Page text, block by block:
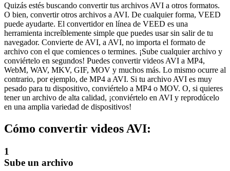
Quizás estés buscando convertir tus archivos AVI a otros formatos.
O bien, convertir otros archivos a AVI. De cualquier forma, VEED
puede ayudarte. El convertidor en línea de VEED es una
herramienta increíblemente simple que puedes usar sin salir de tu
navegador. Convierte de AVI, a AVI, no importa el formato de
archivo con el que comiences o termines. ¡Sube cualquier archivo y
conviértelo en segundos! Puedes convertir videos AVI a MP4,
WebM, WAV, MKV, GIF, MOV y muchos más. Lo mismo ocurre al
contrario, por ejemplo, de MP4 a AVI. Si tu archivo AVI es muy
pesado para tu dispositivo, conviértelo a MP4 o MOV. O, si quieres
tener un archivo de alta calidad, ¡conviértelo en AVI y reprodúcelo
en una amplia variedad de dispositivos!
Cómo convertir videos AVI:
1
Sube un archivo